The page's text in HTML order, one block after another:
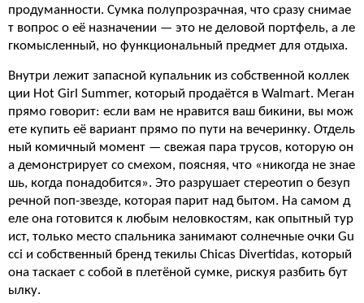
продуманности. Сумка полупрозрачная, что сразу снимае
т вопрос о её назначении — это не деловой портфель, а ле
гкомысленный, но функциональный предмет для отдыха.
Внутри лежит запасной купальник из собственной коллек
ции Hot Girl Summer, который продаётся в Walmart. Меган
прямо говорит: если вам не нравится ваш бикини, вы мож
ете купить её вариант прямо по пути на вечеринку. Отдель
ный комичный момент — свежая пара трусов, которую он
а демонстрирует со смехом, поясняя, что «никогда не знае
шь, когда понадобится». Это разрушает стереотип о безуп
речной поп-звезде, которая парит над бытом. На самом д
еле она готовится к любым неловкостям, как опытный тур
ист, только место спальника занимают солнечные очки Gu
cci и собственный бренд текилы Chicas Divertidas, который
она таскает с собой в плетёной сумке, рискуя разбить бут
ылку.